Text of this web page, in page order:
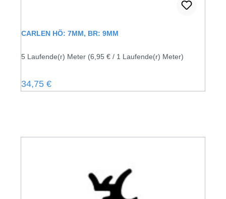
CARLEN HÖ: 7MM, BR: 9MM
5 Laufende(r) Meter (6,95 € / 1 Laufende(r) Meter)
Regulärer Preis:
34,75 €